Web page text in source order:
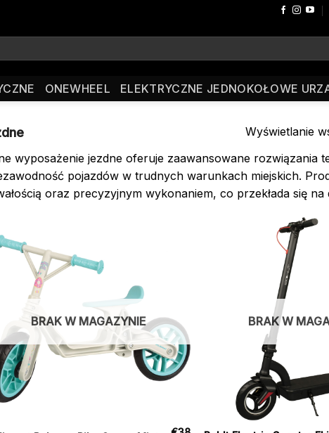
ONEWHEEL ELEKTRYCZNE JEDNOKOŁOWE
Wyświetlanie
wyposażenie jezdne oferuje zaawansowane rozwiązania
pojazdów w trudnych warunkach miejskich.
oraz precyzyjnym wykonaniem, co przekłada się na
BRAK W MAGAZYNIE BRAK W